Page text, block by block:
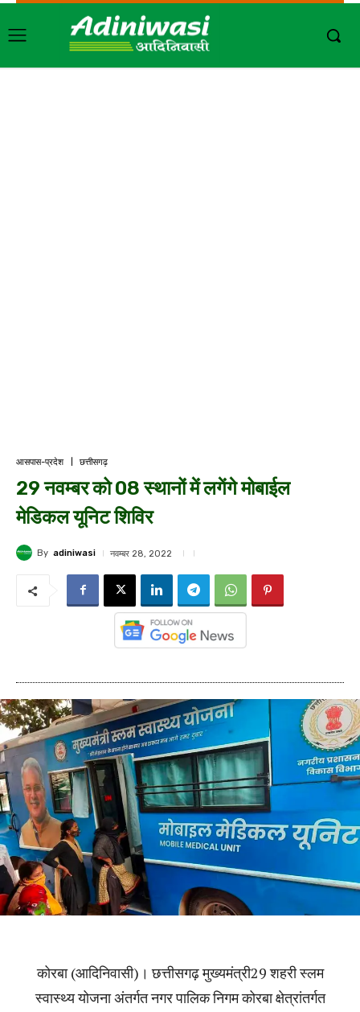
आसपास-प्रदेश छत्तीसगढ़
29 नवम्बर को 08 स्थानों में लगेंगे मोबाईल
मेडिकल यूनिट शिविर
By adiniwasi नवम्बर 28, 2022
कोरबा (आदिनिवासी)। छत्तीसगढ़ मुख्यमंत्री29 शहरी स्लम
स्वास्थ्य योजना अंतर्गत नगर पालिक निगम कोरबा क्षेत्रांतर्गत